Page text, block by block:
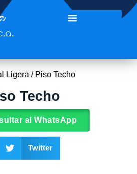
Ligera / Piso Techo
Techo
al WhatsApp
Twitter